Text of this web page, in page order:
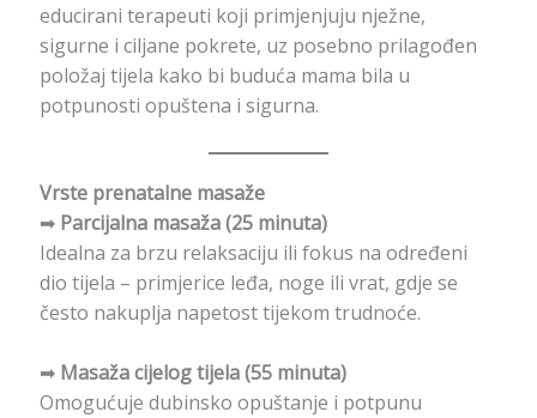
educirani terapeuti koji primjenjuju nježne,
sigurne i ciljane pokrete, uz posebno prilagođen
položaj tijela kako bi buduća mama bila u
potpunosti opuštena i sigurna.
Vrste prenatalne masaže
➡ Parcijalna masaža (25 minuta)
Idealna za brzu relaksaciju ili fokus na određeni
dio tijela – primjerice leđa, noge ili vrat, gdje se
često nakuplja napetost tijekom trudnoće.
➡ Masaža cijelog tijela (55 minuta)
Omogućuje dubinsko opuštanje i potpunu